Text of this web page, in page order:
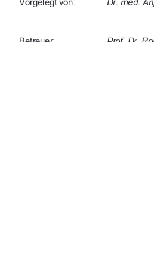
Vorgelegt von: Dr. med.
Betreuer: Prof. Dr.